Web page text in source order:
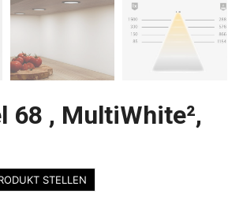
68 , MultiWhite²,
STELLEN